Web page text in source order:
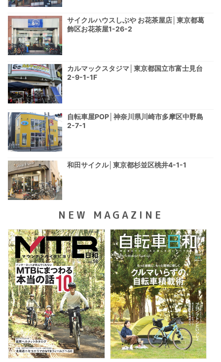
サイクルハウスしぶや お花茶屋店│東京都葛
飾区お花茶屋1-26-2
カルマックスタジマ│東京都国立市富士見台
2-9-1-1F
自転車屋POP│神奈川県川崎市多摩区中野島
2-7-1
和田サイクル│東京都杉並区桃井4-1-1
NEW MAGAZINE